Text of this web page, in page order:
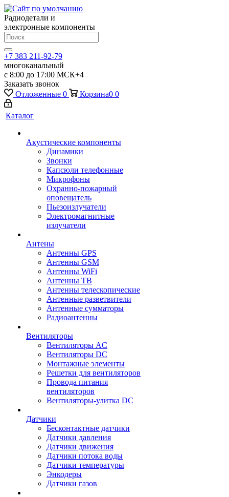
Радиодетали и
электронные компоненты
+7 383 211-92-79
многоканальный
с 8:00 до 17:00 МСК+4
Заказать звонок
Отложенные 0 Корзина0 0
Каталог
Акустические компоненты
Динамики
Звонки
Капсюли телефонные
Микрофоны
Охранно-пожарный
оповещатель
Пьезоизлучатели
Электромагнитные
излучатели
Антены
Антенны GPS
Антенны GSM
Антенны WiFi
Антенны ТВ
Антенны телескопические
Антенные разветвители
Антенные сумматоры
Радиоантенны
Вентиляторы
Вентиляторы AC
Вентиляторы DC
Монтажные элементы
Решетки для вентиляторов
Провода питания
вентиляторов
Вентиляторы-улитка DC
Датчики
Бесконтактные датчики
Датчики давления
Датчики движения
Датчики потока воды
Датчики температуры
Энкодеры
Датчики газов